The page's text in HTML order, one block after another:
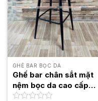
GHẾ BAR BỌC DA
Ghế bar chân sắt mặt
nệm bọc da cao cấp
LAB4004